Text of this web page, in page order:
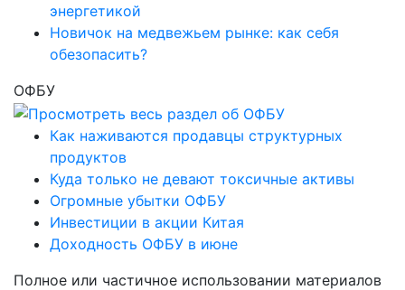
энергетикой
Новичок на медвежьем рынке: как себя
обезопасить?
ОФБУ
Как наживаются продавцы структурных
продуктов
Куда только не девают токсичные активы
Огромные убытки ОФБУ
Инвестиции в акции Китая
Доходность ОФБУ в июне
Полное или частичное использовании материалов